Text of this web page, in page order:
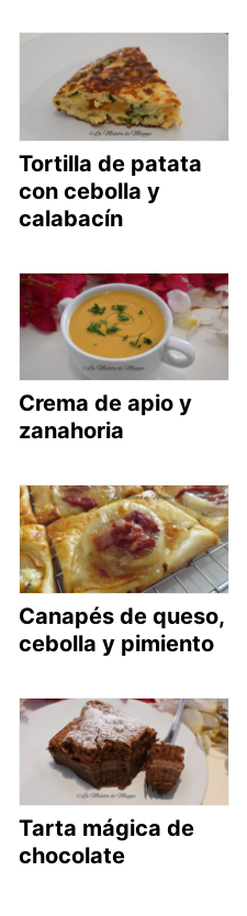
Tortilla de patata
con cebolla y
calabacín
Crema de apio y
zanahoria
Canapés de queso,
cebolla y pimiento
Tarta mágica de
chocolate